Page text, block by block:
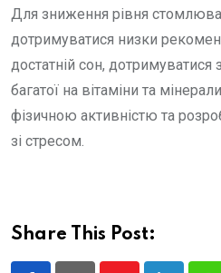
Для зниження рівня
дотримуватися низки
достатній сон, дотримуватися
багатої на вітаміни та
фізичною активністю та
зі стресом.
Share This Post: